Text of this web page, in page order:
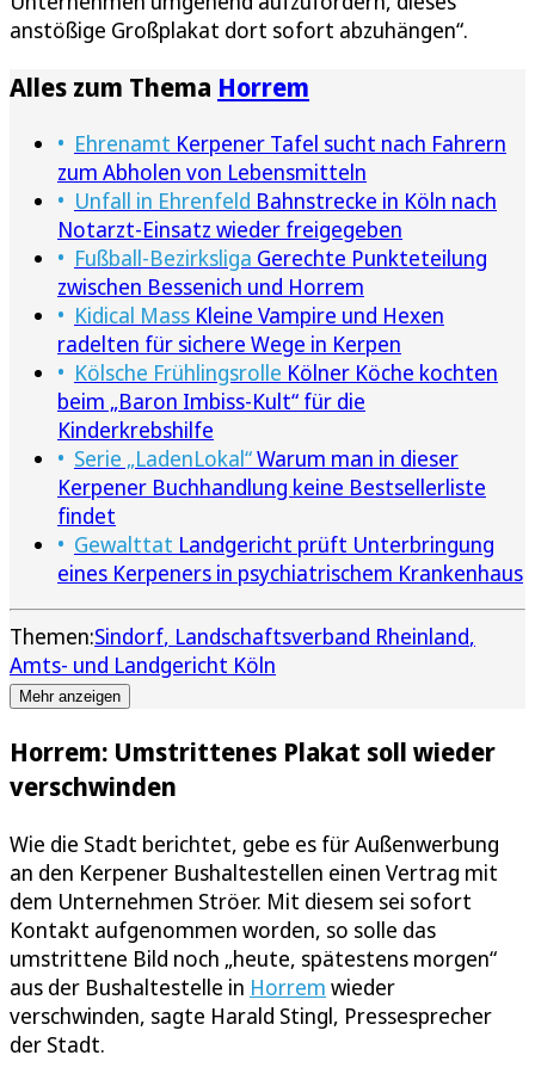
anstößige Großplakat dort sofort abzuhängen“.
Alles zum Thema Horrem
Ehrenamt Kerpener Tafel sucht nach Fahrern
zum Abholen von Lebensmitteln
Unfall in Ehrenfeld Bahnstrecke in Köln nach
Notarzt-Einsatz wieder freigegeben
Fußball-Bezirksliga Gerechte Punkteteilung
zwischen Bessenich und Horrem
Kidical Mass Kleine Vampire und Hexen
radelten für sichere Wege in Kerpen
Kölsche Frühlingsrolle Kölner Köche kochten
beim „Baron Imbiss-Kult“ für die
Kinderkrebshilfe
Serie „LadenLokal“Warum man in dieser
Kerpener Buchhandlung keine Bestsellerliste
findet
Gewalttat Landgericht prüft Unterbringung
eines Kerpeners in psychiatrischem Krankenhaus
Themen:Sindorf Landschaftsverband Rheinland
Amts- und Landgericht Köln
Mehr anzeigen
Horrem: Umstrittenes Plakat soll wieder
verschwinden
Wie die Stadt berichtet, gebe es für Außenwerbung
an den Kerpener Bushaltestellen einen Vertrag mit
dem Unternehmen Ströer. Mit diesem sei sofort
Kontakt aufgenommen worden, so solle das
umstrittene Bild noch „heute, spätestens morgen“
aus der Bushaltestelle in Horrem wieder
verschwinden, sagte Harald Stingl, Pressesprecher
der Stadt.